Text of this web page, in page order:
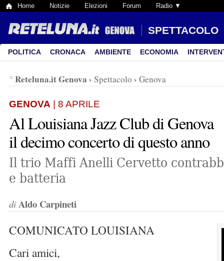
Home Notizie Elezioni Forum Radio ▼
SPETTACOLO
POLITICA CRONACA AMBIENTE ECONOMIA
Reteluna.it Genova › Spettacolo › Genova
GENOVA | 8 APRILE
Al Louisiana Jazz Club di Genova
il decimo concerto di questo anno
Il trio Maffi Anelli Cervetto
e batteria
di Aldo Carpineti
COMUNICATO LOUISIANA
Cari amici,